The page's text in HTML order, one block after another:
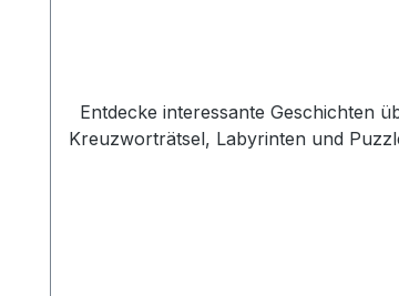
Entdecke interessante Geschichten
Kreuzworträtsel, Labyrinten und